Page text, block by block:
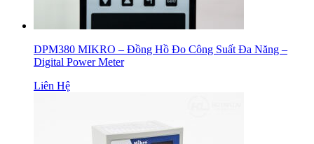
DPM380 MIKRO – Đồng Hồ Đo Công Suất Đa Năng –
Digital Power Meter
Liên Hệ